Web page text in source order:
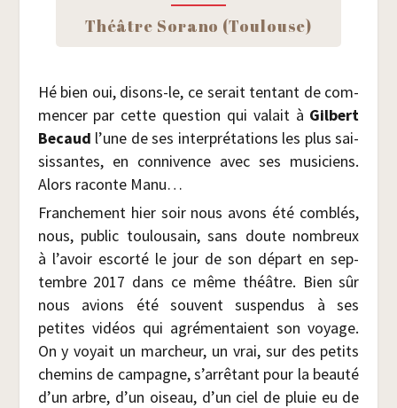
Théâtre Sora­no (Tou­louse)
Hé bien oui, disons-le, ce serait ten­tant de com­
men­cer par cette ques­tion qui valait à Gil­bert
Becaud l’une de ses inter­pré­ta­tions les plus sai­
sis­santes, en conni­vence avec ses musi­ciens.
Alors raconte Manu…
Fran­che­ment hier soir nous avons été com­blés,
nous, public tou­lou­sain, sans doute nom­breux
à l’avoir escor­té le jour de son départ en sep­
tembre 2017 dans ce même théâtre. Bien sûr
nous avions été sou­vent sus­pen­dus à ses
petites vidéos qui agré­men­taient son voyage.
On y voyait un mar­cheur, un vrai, sur des petits
che­mins de cam­pagne, s’arrêtant pour la beau­té
d’un arbre, d’un oiseau, d’un ciel de pluie eu de